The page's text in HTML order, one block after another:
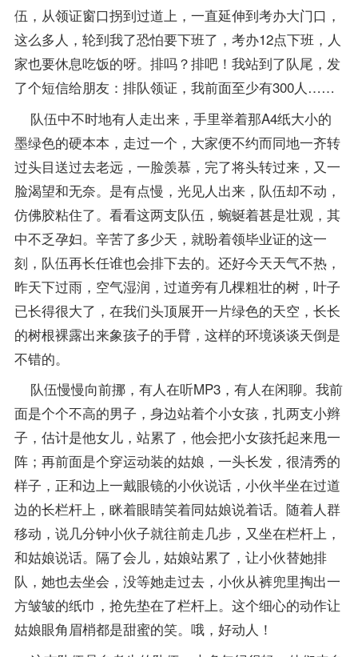
伍，从领证窗口拐到过道上，一直延伸到考办大门口，
这么多人，轮到我了恐怕要下班了，考办12点下班，人
家也要休息吃饭的呀。排吗？排吧！我站到了队尾，发
了个短信给朋友：排队领证，我前面至少有300人……
队伍中不时地有人走出来，手里举着那A4纸大小的
墨绿色的硬本本，走过一个，大家便不约而同地一齐转
过头目送过去老远，一脸羡慕，完了将头转过来，又一
脸渴望和无奈。是有点慢，光见人出来，队伍却不动，
仿佛胶粘住了。看看这两支队伍，蜿蜒着甚是壮观，其
中不乏孕妇。辛苦了多少天，就盼着领毕业证的这一
刻，队伍再长任谁也会排下去的。还好今天天气不热，
昨天下过雨，空气湿润，过道旁有几棵粗壮的树，叶子
已长得很大了，在我们头顶展开一片绿色的天空，长长
的树根裸露出来象孩子的手臂，这样的环境谈谈天倒是
不错的。
队伍慢慢向前挪，有人在听MP3，有人在闲聊。我前
面是个个不高的男子，身边站着个小女孩，扎两支小辫
子，估计是他女儿，站累了，他会把小女孩托起来甩一
阵；再前面是个穿运动装的姑娘，一头长发，很清秀的
样子，正和边上一戴眼镜的小伙说话，小伙半坐在过道
边的长栏杆上，眯着眼睛笑着同姑娘说着话。随着人群
移动，说几分钟小伙子就往前走几步，又坐在栏杆上，
和姑娘说话。隔了会儿，姑娘站累了，让小伙替她排
队，她也去坐会，没等她走过去，小伙从裤兜里掏出一
方皱皱的纸巾，抢先垫在了栏杆上。这个细心的动作让
姑娘眼角眉梢都是甜蜜的笑。哦，好动人！